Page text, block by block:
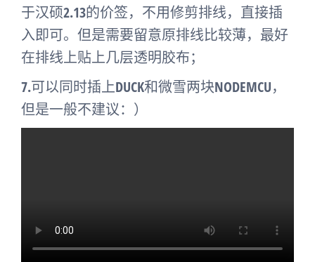
于汉硕2.13的价签，不用修剪排线，直接插
入即可。但是需要留意原排线比较薄，最好
在排线上贴上几层透明胶布；
7.可以同时插上DUCK和微雪两块NODEMCU，
但是一般不建议：）